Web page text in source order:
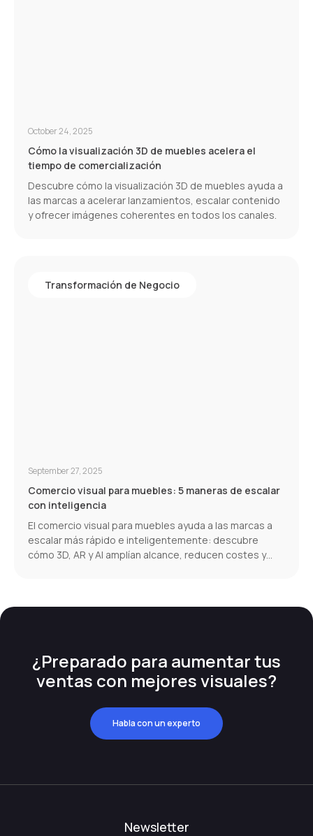
October 24, 2025
Cómo la visualización 3D de muebles acelera el
tiempo de comercialización
Descubre cómo la visualización 3D de muebles ayuda a
las marcas a acelerar lanzamientos, escalar contenido
y ofrecer imágenes coherentes en todos los canales.
Transformación de Negocio
September 27, 2025
Comercio visual para muebles: 5 maneras de escalar
con inteligencia
El comercio visual para muebles ayuda a las marcas a
escalar más rápido e inteligentemente: descubre
cómo 3D, AR y AI amplían alcance, reducen costes y
¿Preparado para aumentar tus
ventas con mejores visuales?
Habla con un experto
Newsletter